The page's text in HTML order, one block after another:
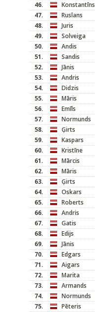
46.
Konstantīns
47.
Ruslans
48.
Juris
49.
Solveiga
50.
Andis
51.
Sandis
52.
Jānis
53.
Andris
54.
Didzis
55.
Māris
56.
Emīls
57.
Normunds
58.
Ģirts
59.
Kaspars
60.
Kristīne
61.
Mārcis
62.
Māris
63.
Ģirts
64.
Oskars
65.
Roberts
66.
Andris
67.
Gatis
68.
Edijs
69.
Jānis
70.
Edgars
71.
Aigars
72.
Marita
73.
Armands
74.
Normunds
75.
Pēteris